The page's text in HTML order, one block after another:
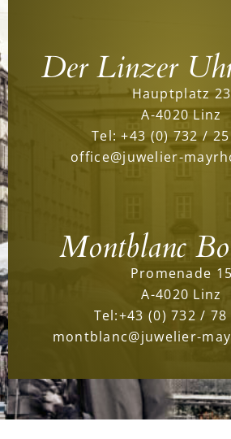
Der Linzer
Hauptplatz 23
A-4020 Linz
Tel:+43 (0) 732 /
office@juwelier-
Montblanc
Promenade 15
A-4020 Linz
Tel:+43 (0) 732 / 78
montblanc@juwelier-